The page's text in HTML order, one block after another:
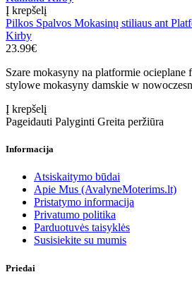
Į krepšelį
Pilkos Spalvos Mokasinų stiliaus ant
Kirby
23.99€
Szare mokasyny na platformie
stylowe mokasyny damskie w
Į krepšelį
Pageidauti Palyginti Greita peržiūra
Informacija
Atsiskaitymo būdai
Apie Mus (AvalyneMoterims.lt)
Pristatymo informacija
Privatumo politika
Parduotuvės taisyklės
Susisiekite su mumis
Priedai